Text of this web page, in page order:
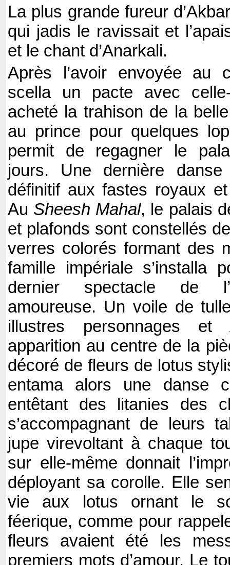
La plus grande fureur
qui jadis le ravissait et
et le chant d’Anarkali.
Après l’avoir envoyée au
scella un pacte avec
acheté la trahison de la
au prince pour quelques
permit de regagner le
jours. Une dernière
définitif aux fastes royaux
Au Sheesh Mahal, le palais
et plafonds sont constellés
verres colorés formant des
famille impériale s’installa
dernier spectacle de
amoureuse. Un voile de
illustres personnages
apparition au centre de la
décoré de fleurs de lotus
entama alors une danse
entêtant des litanies des
s’accompagnant de leurs
jupe virevoltant à chaque
sur elle-même donnait
déployant sa corolle. Elle
vie aux lotus ornant le
féerique, comme pour
fleurs avaient été les
premiers mots d’amour. Le